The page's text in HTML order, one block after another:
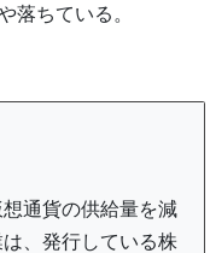
落ちている。
通貨の供給量を減
、発行している株